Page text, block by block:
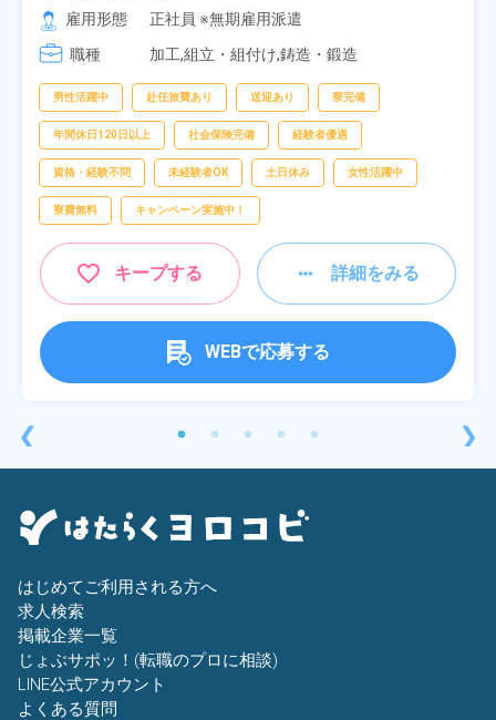
❮
[2] 06:25～15:10
[3] 17:05～01:50
雇用形態
正社員 ※無期雇用派遣
職種
加工,組立・組付け,鋳造・鍛造
男性活躍中 赴任旅費あり 送迎あり 寮完備
年間休日120日以上 社会保険完備 経験者優遇
資格・経験不問 未経験者OK 土日休み 女性活躍中
寮費無料 キャンペーン実施中！
キープする 詳細をみる
WEBで応募する
❯
はじめてご利用される方へ
求人検索
掲載企業一覧
じょぶサポッ！(転職のプロに相談)
LINE公式アカウント
よくある質問